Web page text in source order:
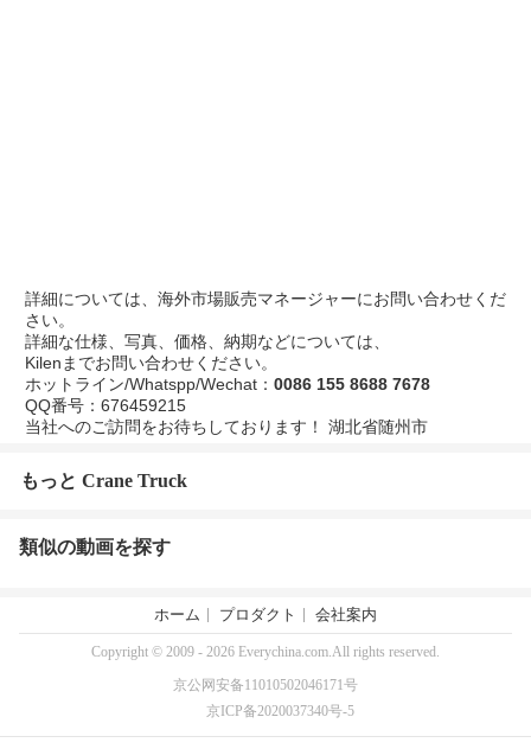
詳細については、海外市場販売マネージャーにお問い合わせくだ
さい。
詳細な仕様、写真、価格、納期などについては、
Kilenまでお問い合わせください。
ホットライン/Whatspp/Wechat： 0086 155 8688 7678
QQ番号：676459215
当社へのご訪問をお待ちしております！ 湖北省随州市
もっと Crane Truck
類似の動画を探す
ホーム プロダクト 会社案内
Copyright © 2009 - 2026 Everychina.com.All rights reserved.
京公网安备11010502046171号
京ICP备2020037340号-5